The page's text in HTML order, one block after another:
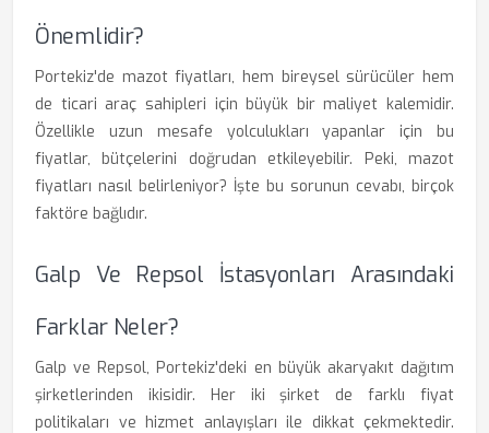
Önemlidir?
Portekiz'de mazot fiyatları, hem bireysel sürücüler hem
de ticari araç sahipleri için büyük bir maliyet kalemidir.
Özellikle uzun mesafe yolculukları yapanlar için bu
fiyatlar, bütçelerini doğrudan etkileyebilir. Peki, mazot
fiyatları nasıl belirleniyor? İşte bu sorunun cevabı, birçok
faktöre bağlıdır.
Galp Ve Repsol İstasyonları Arasındaki
Farklar Neler?
Galp ve Repsol, Portekiz'deki en büyük akaryakıt dağıtım
şirketlerinden ikisidir. Her iki şirket de farklı fiyat
politikaları ve hizmet anlayışları ile dikkat çekmektedir.